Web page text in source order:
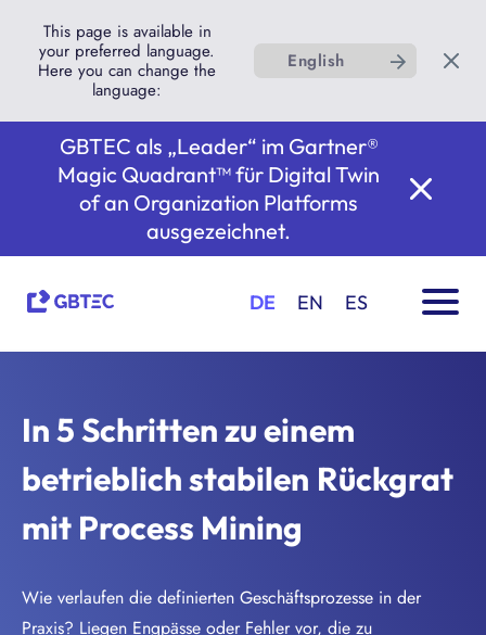
This page is available in
your preferred language.
Here you can change the
language:
English
GBTEC als „Leader“ im Gartner®
Magic Quadrant™ für Digital Twin
of an Organization Platforms
ausgezeichnet.
DE EN ES
In 5 Schritten zu einem
betrieblich stabilen Rückgrat
mit Process Mining
Wie verlaufen die definierten Geschäftsprozesse in der
Praxis? Liegen Engpässe oder Fehler vor, die zu